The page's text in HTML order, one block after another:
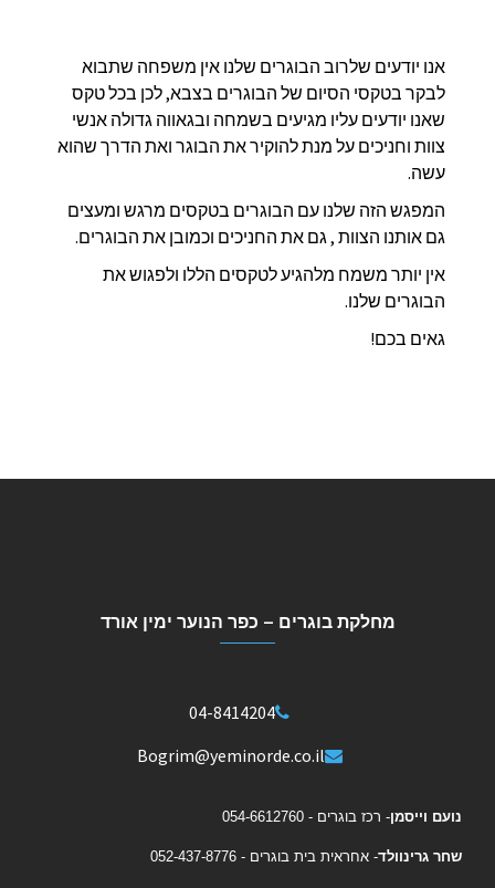
אנו יודעים שלרוב הבוגרים שלנו אין משפחה שתבוא
לבקר בטקסי הסיום של הבוגרים בצבא, לכן בכל טקס
שאנו יודעים עליו מגיעים בשמחה ובגאווה גדולה אנשי
צוות וחניכים על מנת להוקיר את הבוגר ואת הדרך שהוא
עשה.
המפגש הזה שלנו עם הבוגרים בטקסים מרגש ומעצים
גם אותנו הצוות , גם את החניכים וכמובן את הבוגרים.
אין יותר משמח מלהגיע לטקסים הללו ולפגוש את
הבוגרים שלנו.
גאים בכם!
מחלקת בוגרים – כפר הנוער ימין אורד
04-8414204
Bogrim@yeminorde.co.il
נועם וייסמן- רכז בוגרים - 054-6612760
שחר גרינוולד- אחראית בית בוגרים - 052-437-8776